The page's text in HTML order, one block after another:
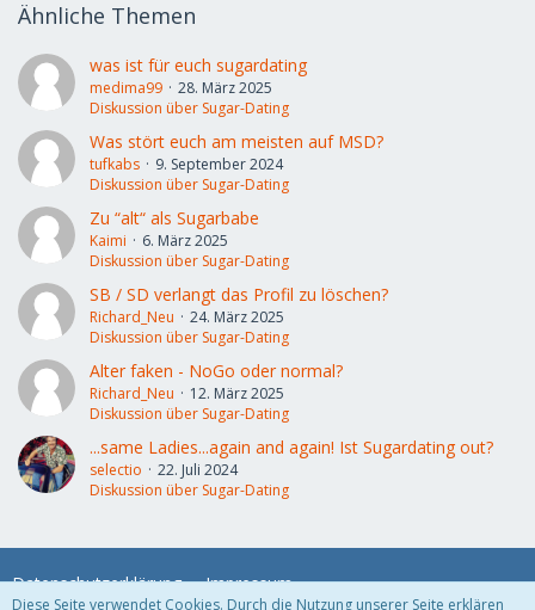
Ähnliche Themen
was ist für euch sugardating
medima99
28. März 2025
Diskussion über Sugar-Dating
Was stört euch am meisten auf MSD?
tufkabs
9. September 2024
Diskussion über Sugar-Dating
Zu “alt“ als Sugarbabe
Kaimi
6. März 2025
Diskussion über Sugar-Dating
SB / SD verlangt das Profil zu löschen?
Richard_Neu
24. März 2025
Diskussion über Sugar-Dating
Alter faken - NoGo oder normal?
Richard_Neu
12. März 2025
Diskussion über Sugar-Dating
...same Ladies...again and again! Ist Sugardating out?
selectio
22. Juli 2024
Diskussion über Sugar-Dating
Datenschutzerklärung Impressum
Diese Seite verwendet Cookies. Durch die Nutzung unserer Seite erklären